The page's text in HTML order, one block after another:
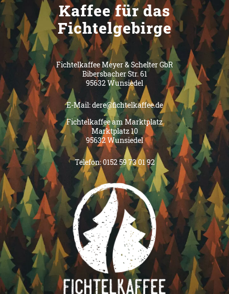
Kaffee für das
Fichtelgebirge
Fichtelkaffee Meyer & Schelter GbR
Bibersbacher Str. 61
95632 Wunsiedel
E-Mail:dere@fichtelkaffee.de
Fichtelkaffee am Marktplatz
Marktplatz 10
95632 Wunsiedel
Telefon:0152 59 73 01 92